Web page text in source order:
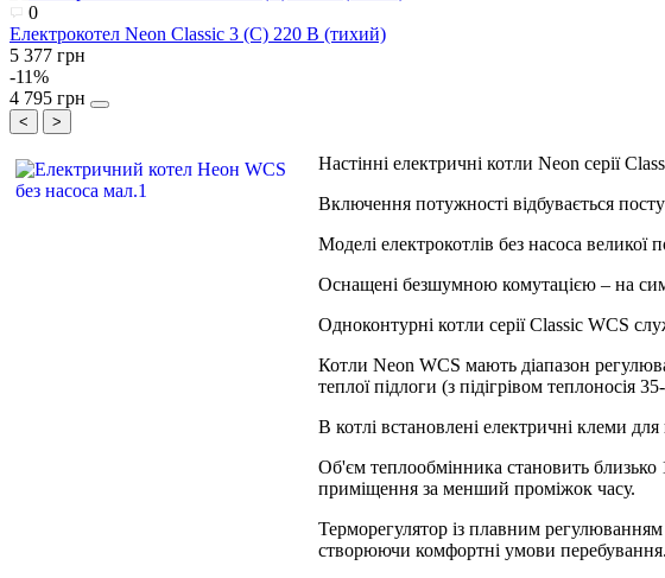
0
Електрокотел Neon Classic 3 (C) 220 В (тихий)
5 377 грн
-11%
4 795 грн
< >
Настінні електричні котли Neon серії
Включення потужності відбувається
Моделі електрокотлів без насоса
Оснащені безшумною комутацією – на
Одноконтурні котли серії Classic WCS
Котли Neon WCS мають діапазон
теплої підлоги (з підігрівом теплоносія
В котлі встановлені електричні клеми
Об'єм теплообмінника становить близько
приміщення за менший проміжок часу.
Терморегулятор із плавним
створюючи комфортні умови перебування.